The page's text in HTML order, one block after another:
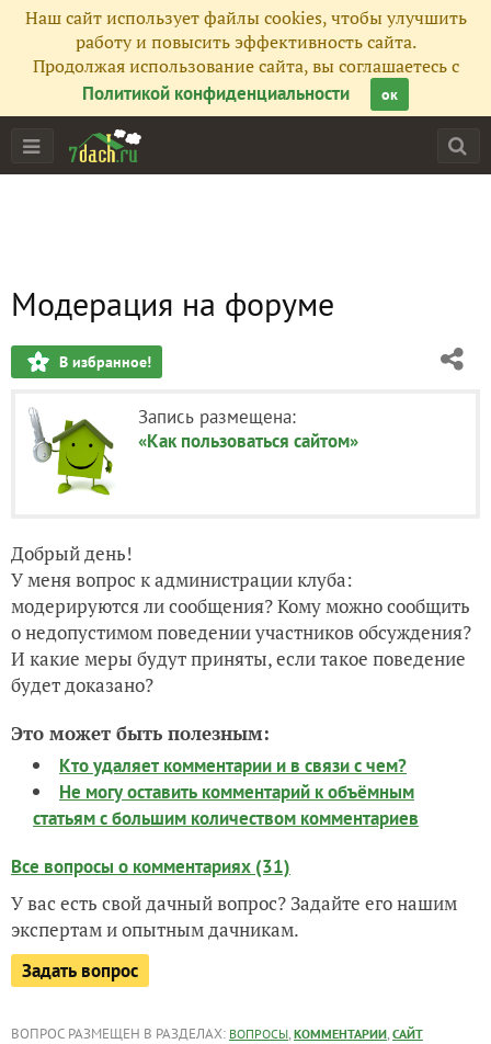
Наш сайт использует файлы cookies, чтобы улучшить
работу и повысить эффективность сайта.
Продолжая использование сайта, вы соглашаетесь с
Политикой конфиденциальности
ок
Модерация на форуме
В избранное!
Запись размещена:
«Как пользоваться сайтом»
Добрый день!
У меня вопрос к администрации клуба:
модерируются ли сообщения? Кому можно сообщить
о недопустимом поведении участников обсуждения?
И какие меры будут приняты, если такое поведение
будет доказано?
Это может быть полезным:
Кто удаляет комментарии и в связи с чем?
Не могу оставить комментарий к объёмным
статьям с большим количеством комментариев
Все вопросы о комментариях (31)
У вас есть свой дачный вопрос? Задайте его нашим
экспертам и опытным дачникам.
Задать вопрос
ВОПРОС РАЗМЕЩЕН В РАЗДЕЛАХ: ВОПРОСЫ, КОММЕНТАРИИ, САЙТ